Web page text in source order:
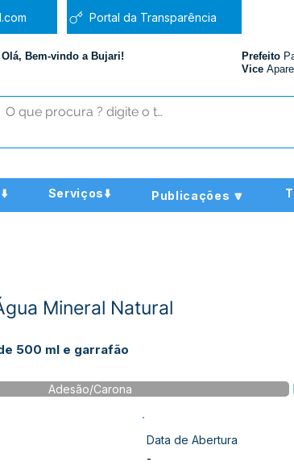
Portal da Transparência
Olá, Bem-vindo a Bujari! Prefeito
Vice
Serviços⬇️ Publicações 🔽
Mineral Natural
500 ml e garrafão
Adesão/Carona
Data de Abertura
-